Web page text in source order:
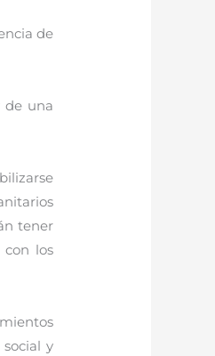
de
de una
tener
con los
y